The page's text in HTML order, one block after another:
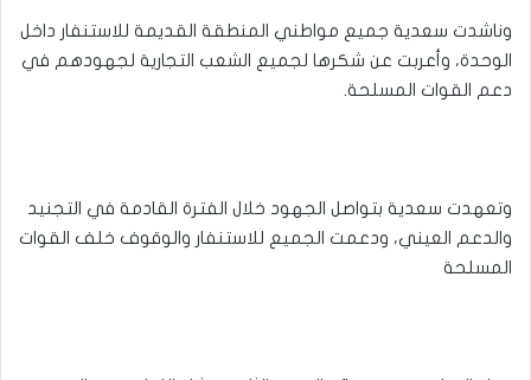
وناشدت سعدية جميع مواطني المنطقة القديمة للاستنفار داخل
الوحدة، وأعربت عن شكرها لجميع الشعب التجارية لجهودهم في
دعم القوات المسلحة.
وتعهدت سعدية بتواصل الجهود خلال الفترة القادمة في التجنيد
والدعم العيني، ودعمت الجميع للاستنفار والوقوف خلف القوات
المسلحة